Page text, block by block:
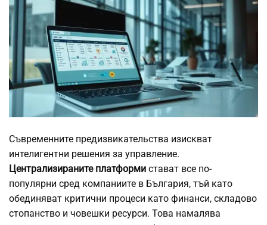
Съвременните предизвикательства изискват
интелигентни решения за управление.
Централизираните платформи стават все по-
популярни сред компаниите в България, тъй като
обединяват критични процеси като финанси, складово
стопанство и човешки ресурси. Това намалява